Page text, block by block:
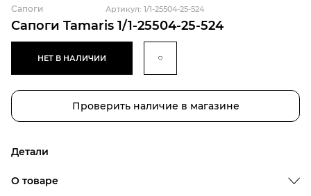
Сапоги Tamaris 1/1-25504-25-524
Сапоги Артикул: 1/1-25504-25-524
НЕТ В НАЛИЧИИ
Проверить наличие в магазине
Детали
О товаре